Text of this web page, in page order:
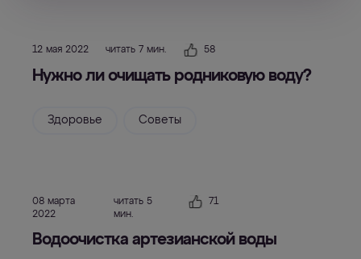
12 мая 2022 читать 7 мин. 58
Нужно ли очищать родниковую воду?
Здоровье Советы
08 марта
2022
читать 5
мин.
71
Водоочистка артезианской воды